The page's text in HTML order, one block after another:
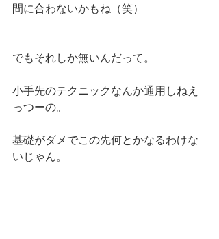
間に合わないかもね（笑）
でもそれしか無いんだって。
小手先のテクニックなんか通用しねえ
っつーの。
基礎がダメでこの先何とかなるわけな
いじゃん。